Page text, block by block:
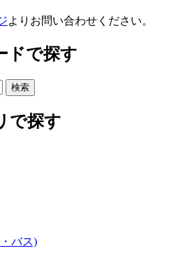
よりお問い合わせください。
ドで探す
で探す
バス)